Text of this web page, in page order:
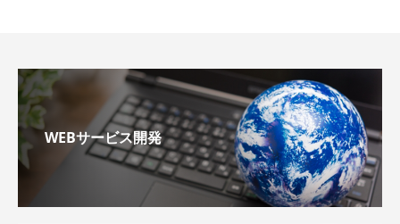
WEBサービス開発